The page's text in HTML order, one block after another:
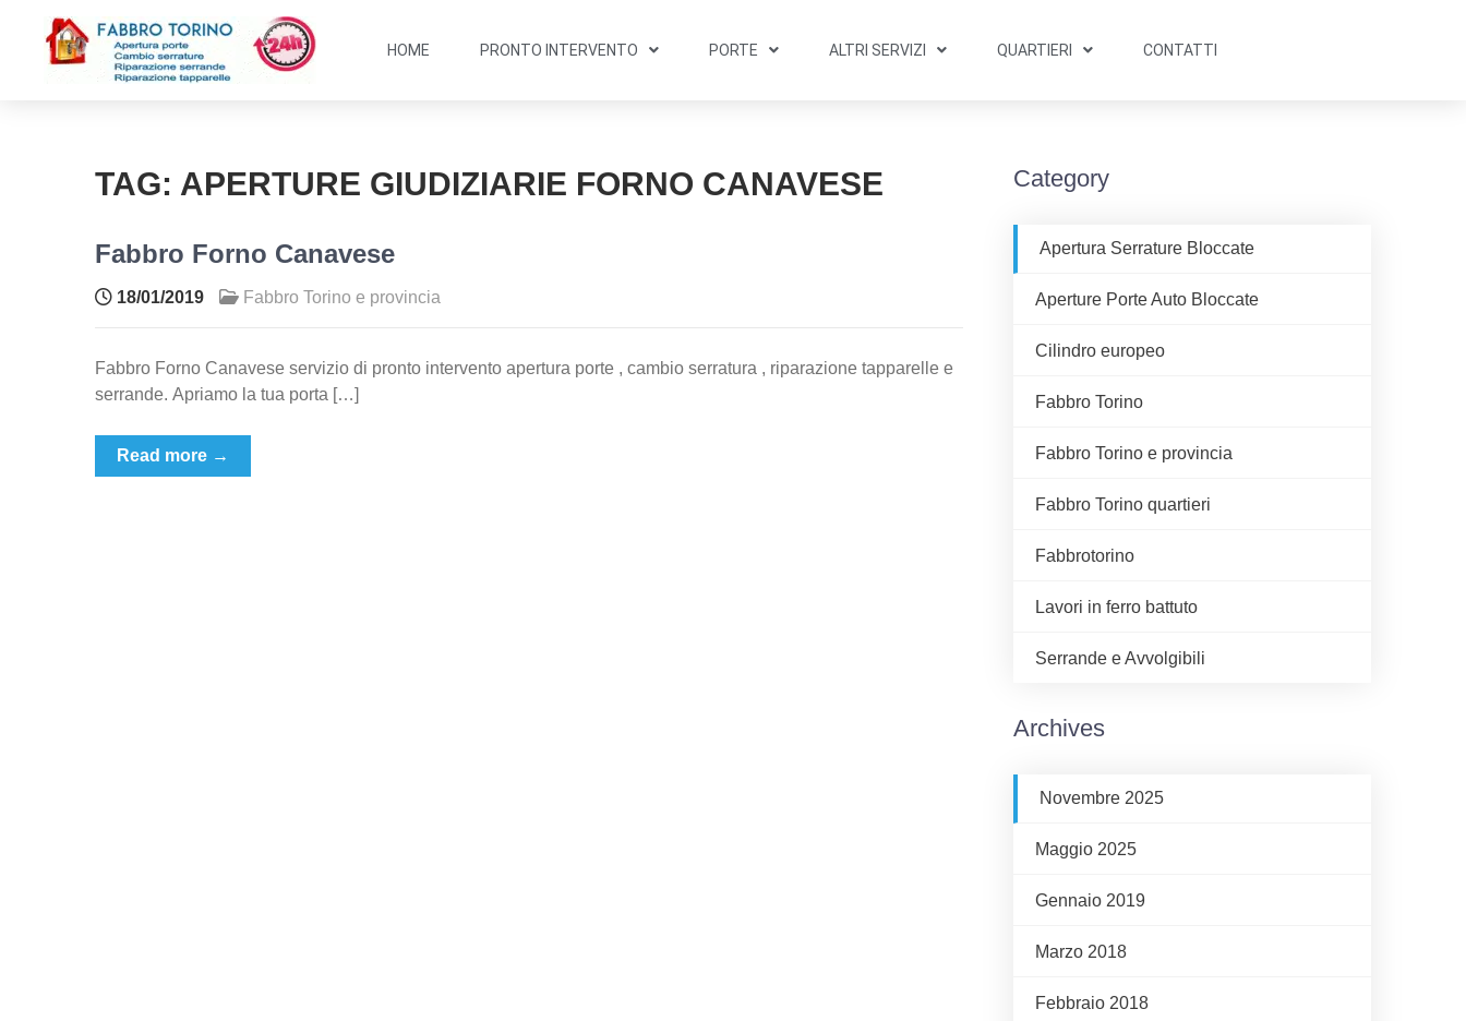
HOME PRONTO INTERVENTO PORTE ALTRI SERVIZI QUARTIERI CONTATTI
TAG: APERTURE GIUDIZIARIE FORNO CANAVESE
Fabbro Forno Canavese
18/01/2019 Fabbro Torino e provincia
Fabbro Forno Canavese servizio di pronto intervento apertura porte , cambio serratura , riparazione tapparelle e
serrande. Apriamo la tua porta […]
Read more →
Category
Apertura Serrature Bloccate
Aperture Porte Auto Bloccate
Cilindro europeo
Fabbro Torino
Fabbro Torino e provincia
Fabbro Torino quartieri
Fabbrotorino
Lavori in ferro battuto
Serrande e Avvolgibili
Archives
Novembre 2025
Maggio 2025
Gennaio 2019
Marzo 2018
Febbraio 2018